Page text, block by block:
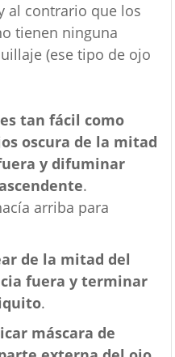
al contrario que los
tienen ninguna
(ese tipo de ojo
tan fácil como
oscura de la mitad
y difuminar
.
arriba para
de la mitad del
fuera y terminar
.
máscara de